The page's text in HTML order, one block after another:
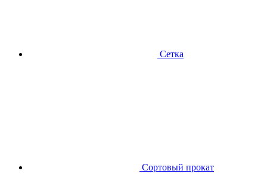
Сетка
Сортовый прокат